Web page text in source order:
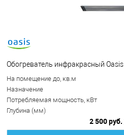
Обогреватель инфракрасный Oasis
На помещение до, кв.м
Назначение
Потребляемая мощность, кВт
Глубина (мм)
2 500 руб.